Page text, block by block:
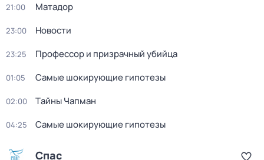
21:00 Матадор
23:00 Новости
23:25 Профессор и призрачный убийца
01:05 Самые шoкиpующие гипотезы
02:00 Тaйны Чапман
04:25 Самые шoкиpующие гипотезы
Спас